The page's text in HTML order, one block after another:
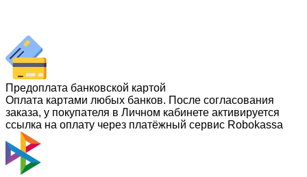
Предоплата банковской картой
Оплата картами любых банков. После согласования
заказа, у покупателя в Личном кабинете активируется
ссылка на оплату через платёжный сервис Robokassa